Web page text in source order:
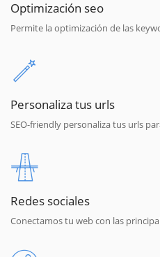
Optimización seo
Permite la optimización de las
Personaliza tus urls
SEO-friendly personaliza tus urls
Redes sociales
Conectamos tu web con las